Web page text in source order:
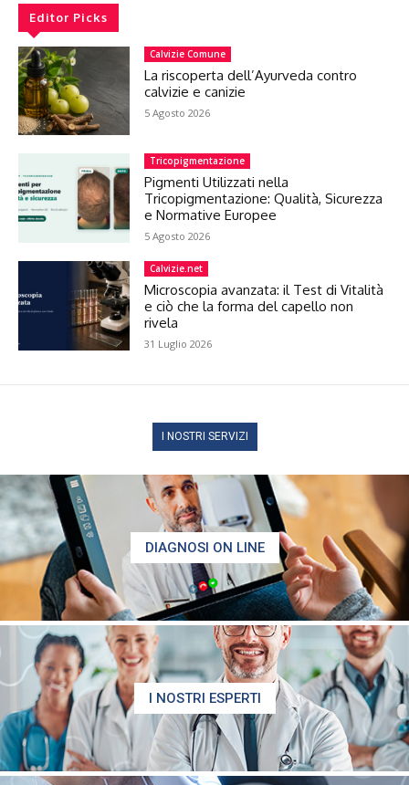
Editor Picks
Calvizie Comune
La riscoperta dell’Ayurveda contro
calvizie e canizie
5 Agosto 2026
Tricopigmentazione
Pigmenti Utilizzati nella
Tricopigmentazione: Qualità, Sicurezza
e Normative Europee
5 Agosto 2026
Calvizie.net
Microscopia avanzata: il Test di Vitalità
e ciò che la forma del capello non
rivela
31 Luglio 2026
I NOSTRI SERVIZI
DIAGNOSI ON LINE
I NOSTRI ESPERTI